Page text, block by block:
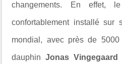
changements. En effet,
confortablement installé sur
mondial, avec près de
dauphinJonas Vingegaard